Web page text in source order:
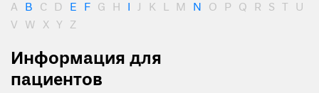
A B C D E F G H I J K L M N O P Q R S T U
V W X Y Z
Информация для
пациентов